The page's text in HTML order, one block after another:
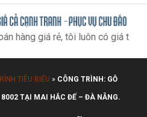
giá rẻ, tôi luôn có giá tốt nhất,
TIÊU BIỂU » CÔNG TRÌNH: GỖ
8002 TẠI MAI HẮC ĐẾ – ĐÀ NẴNG.